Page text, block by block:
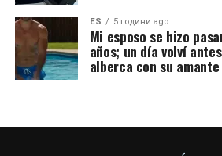
ES 5 години ago
Mi esposo se hizo
años; un día volví
alberca con su amante